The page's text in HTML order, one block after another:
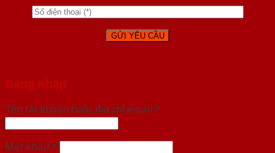
Đăng nhập
Tên tài khoản hoặc địa chỉ email *
Mật khẩu *